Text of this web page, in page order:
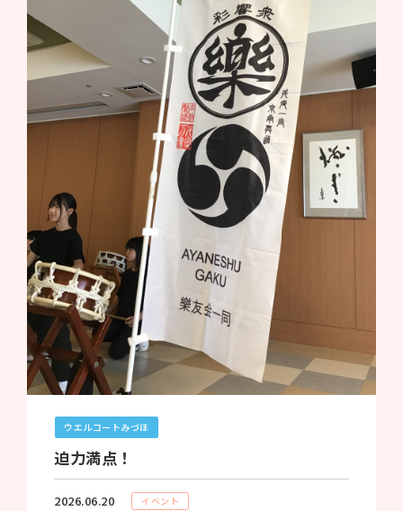
ウエルコートみづほ
迫力満点！
2026.06.20 イベント